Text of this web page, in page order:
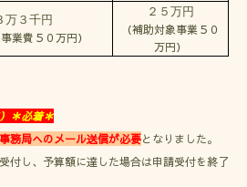
万３千円
業費５０万円）
２５万円
（補助対象事業５０
万円）
＊必着＊
務局へのメール送信が必要となりました。
し、予算額に達した場合は申請受付を終了